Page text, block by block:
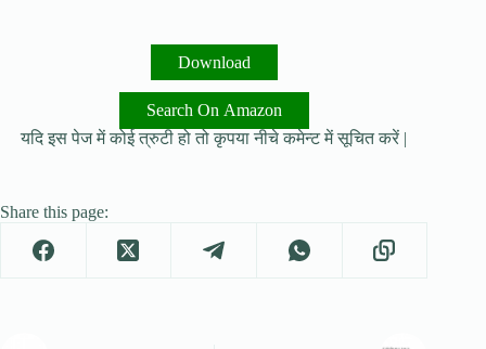
Download
Search On Amazon
यदि इस पेज में कोई त्रुटी हो तो कृपया नीचे कमेन्ट में सूचित करें |
Share this page: